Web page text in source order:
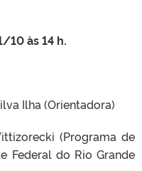
10 às 14 h.
Ilha (Orientadora)
(Programa de
Federal do Rio Grande